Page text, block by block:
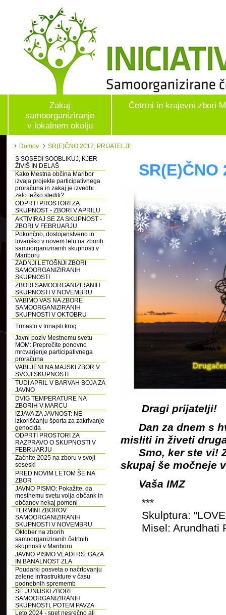
Zakaj
samoorganiziranje
v lokalnem okolju
Četrtni in krajevni zbori
Domov
SR(E)ČNO 2017, PRIJATELJI!
S SOSEDI SOOBLIKUJ, KJER
ŽIVIŠ IN DELAŠ
Kako Mestna občina Maribor
izvaja projekte participativnega
proračuna in zakaj je izvedbi
zelo težko slediti?
ODPRTI PROSTORI ZA
SKUPNOST - ZBORI V APRILU
AKTIVIRAJ SE ZA SKUPNOST -
ZBORI V FEBRUARJU
Pokončno, dostojanstveno in
tovariško v novem letu na zborih
samoorganiziranih skupnosti v
Mariboru
ZADNJI LETOŠNJI ZBORI
SAMOORGANIZIRANIH
SKUPNOSTI
ZBORI SAMOORGANIZIRANIH
SKUPNOSTI V NOVEMBRU
VABIMO VAS NA ZBORE
SAMOORGANIZIRANIH
SKUPNOSTI V OKTOBRU
Trmasto v trinajsti krog
Javni poziv Mestnemu svetu
MOM: Preprečite ponovno
mrcvarjenje participativnega
proračuna
VABLJENI NA MAJSKI ZBOR V
SVOJI SKUPNOSTI
TUDI APRIL V BARVAH BOJA ZA
JAVNO
DVIG TEMPERATURE NA
ZBORIH V MARCU
IZJAVA ZA JAVNOST: NE
izkoriščanju športa za zakrivanje
genocida
ODPRTI PROSTORI ZA
RAZPRAVO O SKUPNOSTI V
FEBRUARJU
Začnite 2025 na zboru v svoji
soseski
PRED NOVIM LETOM ŠE NA
ZBOR
JAVNO PISMO: Pokažite, da
mestnemu svetu volja občank in
občanov nekaj pomeni
TERMINI ZBOROV
SAMOORGANIZIRANIH
SKUPNOSTI V NOVEMBRU
Oktober na zborih
samoorganiziranih četrtnih
skupnosti v Mariboru
JAVNO PISMO VLADI RS: GAZA
IN BANALNOST ZLA
Poudarki posveta o načrtovanju
zelene infrastrukture v času
podnebnih sprememb
ŠE JUNIJSKI ZBORI
SAMOORGANIZIRANIH
SKUPNOSTI, POTEM PAVZA
Leto 2024 - spet nesrečno ali
SR(E)ČNO
Dragi prijatelji!
Dan za dnem s
misliti in živeti
Smo, ker ste vi!
skupaj še močneje
Vaša IMZ
***
Skulptura: "LOVE"
Misel: Arundhati